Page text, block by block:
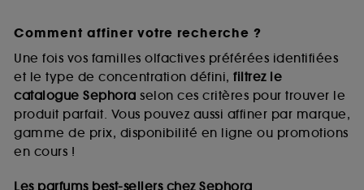
Comment affiner votre recherche ?
Une fois vos familles olfactives préférées identifiées
et le type de concentration défini, filtrez le
catalogue Sephora selon ces critères pour trouver le
produit parfait. Vous pouvez aussi affiner par marque,
gamme de prix, disponibilité en ligne ou promotions
en cours !
Lesparfums best-sellerschez Sephora